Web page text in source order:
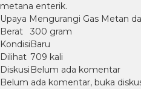
metana enterik.
Upaya Mengurangi Gas Metan
Berat
300 gram
KondisiBaru
Dilihat 709 kali
Diskusi Belum ada komentar
Belum ada komentar, buka